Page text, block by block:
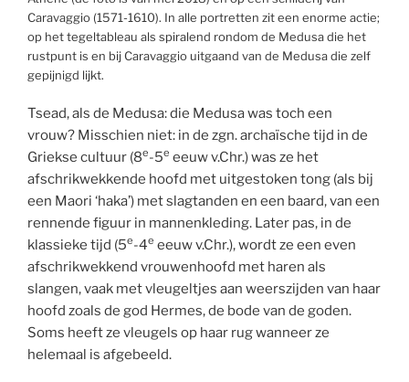
Caravaggio (1571-1610). In alle portretten zit een enorme actie;
op het tegeltableau als spiralend rondom de Medusa die het
rustpunt is en bij Caravaggio uitgaand van de Medusa die zelf
gepijnigd lijkt.
Tsead, als de Medusa: die Medusa was toch een
vrouw? Misschien niet: in de zgn. archaïsche tijd in de
Griekse cultuur (8e-5e eeuw v.Chr.) was ze het
afschrikwekkende hoofd met uitgestoken tong (als bij
een Maori ‘haka’) met slagtanden en een baard, van een
rennende figuur in mannenkleding. Later pas, in de
klassieke tijd (5e-4e eeuw v.Chr.), wordt ze een even
afschrikwekkend vrouwenhoofd met haren als
slangen, vaak met vleugeltjes aan weerszijden van haar
hoofd zoals de god Hermes, de bode van de goden.
Soms heeft ze vleugels op haar rug wanneer ze
helemaal is afgebeeld.